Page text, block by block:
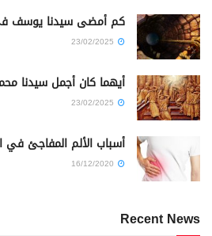
كم أمضى سيدنا يوسف
أيهما كان أجمل سيدنا
أسباب الألم المفاجئ في
Recent News